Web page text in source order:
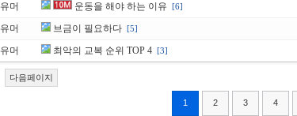
유머 운동을 해야 하는 이유 [6]
유머 브금이 필요하다 [5]
유머 최악의 교복 순위 TOP 4 [3]
다음페이지
1 2 3 4